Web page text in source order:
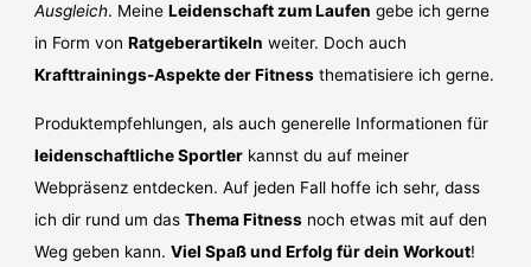
Ausgleich. MeineLeidenschaft zum Laufen gebe ich gerne
in Form vonRatgeberartikeln weiter. Doch auch
Krafttrainings-Aspekte der Fitness thematisiere ich gerne.
Produktempfehlungen, als auch generelle Informationen für
leidenschaftliche Sportler kannst du auf meiner
Webpräsenz entdecken. Auf jeden Fall hoffe ich sehr, dass
ich dir rund um dasThema Fitness noch etwas mit auf den
Weg geben kann.Viel Spaß und Erfolg für dein Workout!